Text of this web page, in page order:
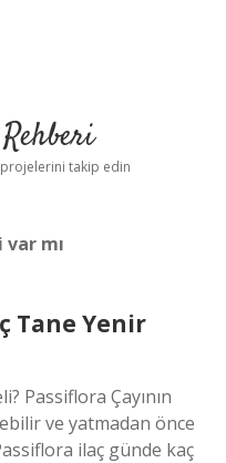
projelerini takip edin
mı
Tane Yenir
Passiflora Çayının
ve yatmadan önce
ilaç günde kaç